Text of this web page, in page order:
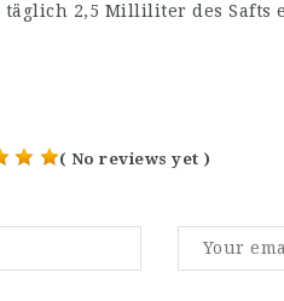
2,5 Milliliter des Safts
( No reviews yet )